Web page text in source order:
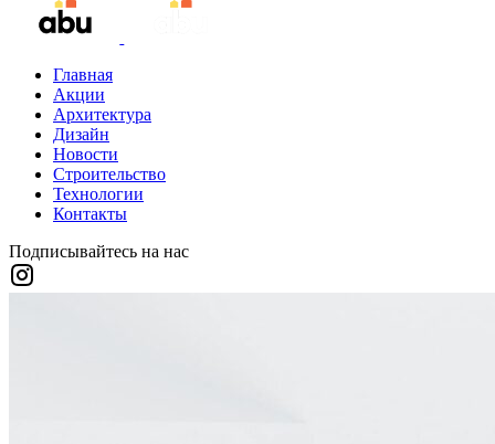
Главная
Акции
Архитектура
Дизайн
Новости
Строительство
Технологии
Контакты
Подписывайтесь на нас